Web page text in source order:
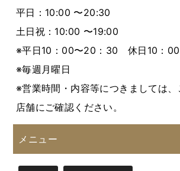
平日：10:00 〜20:30
土日祝：10:00 〜19:00
※平日10：00〜20：30 休日10：
※毎週月曜日
※営業時間・内容等につきましては
店舗にご確認ください。
メニュー